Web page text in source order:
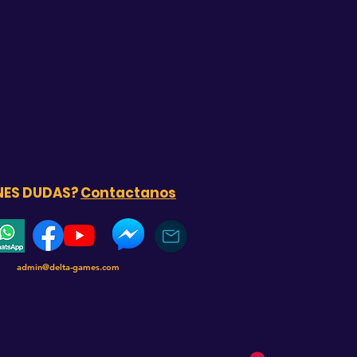
DUDAS?Contactanos
admin@delta-games.com